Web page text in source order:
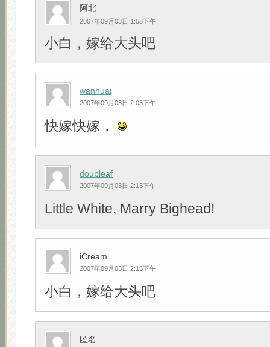
阿北
2007年09月03日 1:58下午
小白，嫁给大头吧
wanhuai
2007年09月03日 2:03下午
快嫁快嫁，
doubleaf
2007年09月03日 2:13下午
Little White, Marry Bighead!
iCream
2007年09月03日 2:15下午
小白，嫁给大头吧
匿名